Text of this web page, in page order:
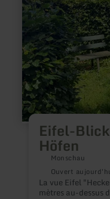
Eifel-
Höfen
Monschau
Ouvert
La vue Eifel
mètres au-dessus
:
Eifel-
Blick
Heckenland
Monschau
Höfen